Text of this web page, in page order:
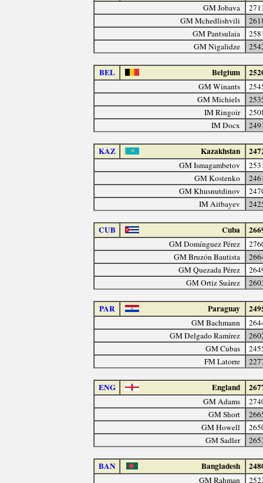
GM Jobava
GM Mchedlishvili
GM Pantsulaia
GM Nigalidze
BEL Belgium
GM Winants
GM Michiels
IM Ringoir
IM Docx
KAZ Kazakhstan
GM Ismagambetov
GM Kostenko
GM Khusnutdinov
IM Aitbayev
CUB Cuba
GM Domínguez Pérez
GM Bruzón Bautista
GM Quezada Pérez
GM Ortiz Suárez
PAR Paraguay
GM Bachmann
GM Delgado Ramírez
GM Cubas
FM Latorre
ENG England
GM Adams
GM Short
GM Howell
GM Sadler
BAN Bangladesh
GM Rahman